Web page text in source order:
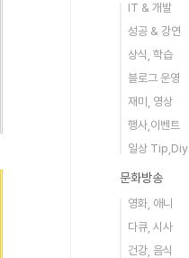
IT & 개발
성공 & 강연
상식, 학습
블로그 운영
재미, 영상
행사,이벤트
일상 Tip,Diy
문화방송
영화, 애니
다큐, 시사
건강, 음식